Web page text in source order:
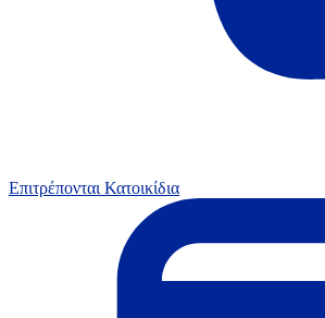
Επιτρέπονται Κατοικίδια